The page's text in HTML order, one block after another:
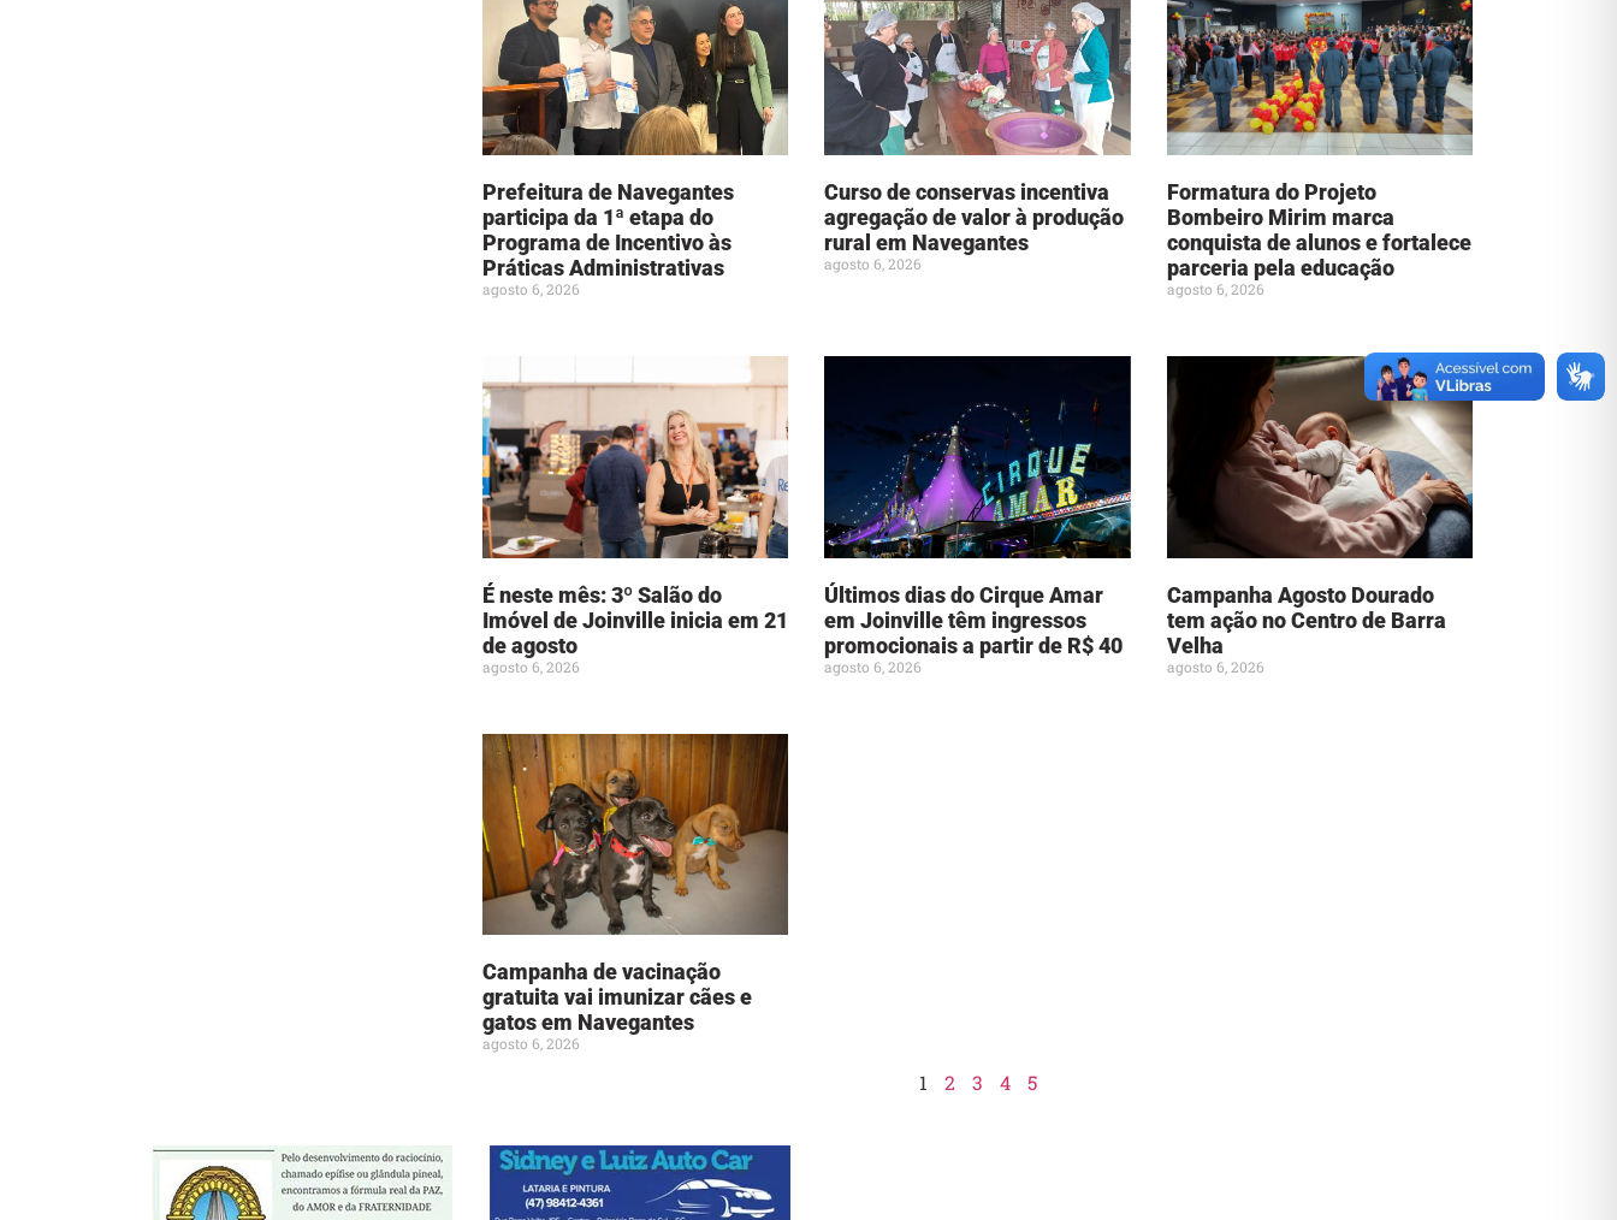
Prefeitura de Navegantes
participa da 1ª etapa do
Programa de Incentivo às
Práticas Administrativas
agosto 6, 2026
Curso de conservas incentiva
agregação de valor à produção
rural em Navegantes
agosto 6, 2026
Formatura do Projeto
Bombeiro Mirim marca
conquista de alunos e fortalece
parceria pela educação
agosto 6, 2026
É neste mês: 3º Salão do
Imóvel de Joinville inicia em 21
de agosto
agosto 6, 2026
Últimos dias do Cirque Amar
em Joinville têm ingressos
promocionais a partir de R$ 40
agosto 6, 2026
Campanha Agosto Dourado
tem ação no Centro de Barra
Velha
agosto 6, 2026
Campanha de vacinação
gratuita vai imunizar cães e
gatos em Navegantes
agosto 6, 2026
1 2 3 4 5